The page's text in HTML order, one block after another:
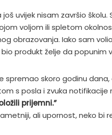
uvijek nisam završio
voljom ili spletom
obrazovanja. Iako sam
produkt želje da popunim
spremao skoro godinu
s posla i zvuka
prijemni.”
ali upornost, neko